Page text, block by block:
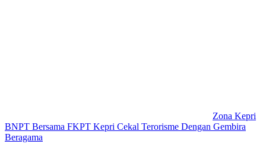
Zona Kepri
BNPT Bersama FKPT Kepri Cekal Terorisme Dengan Gembira
Beragama